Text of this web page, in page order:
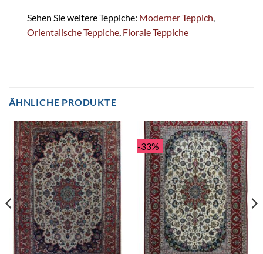
Sehen Sie weitere Teppiche: Moderner Teppich
Orientalische Teppiche Florale Teppiche
ÄHNLICHE PRODUKTE
-33%